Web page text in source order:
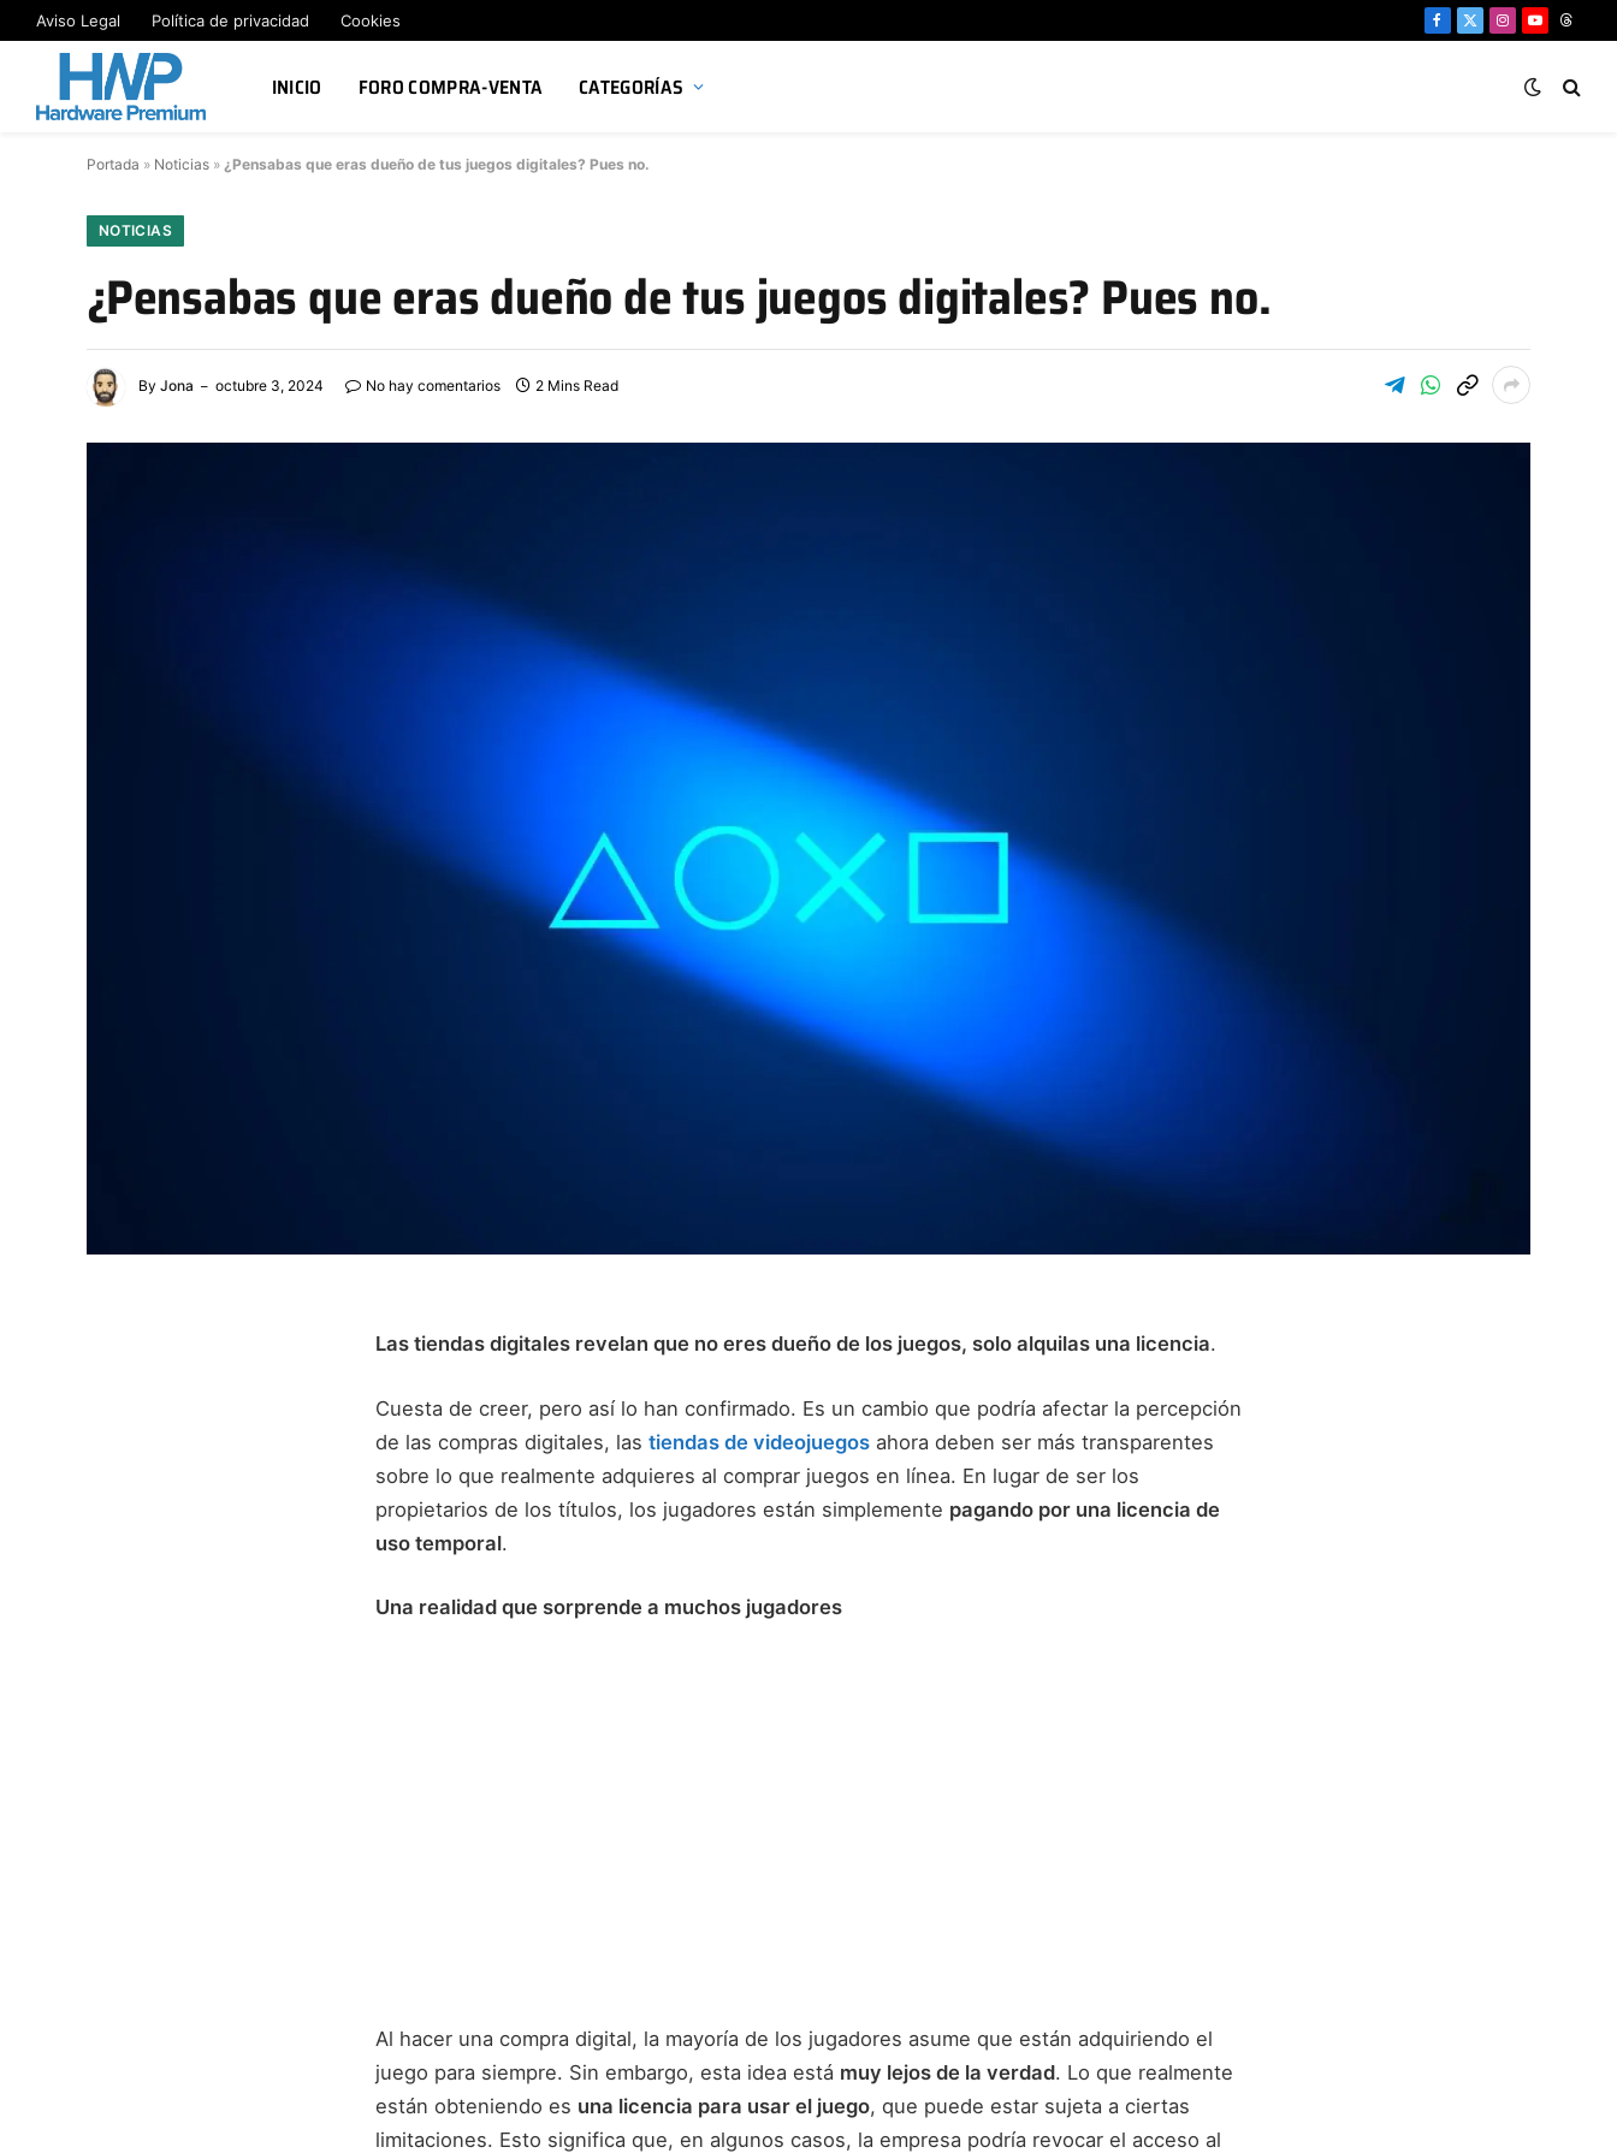
Aviso Legal Política de privacidad Cookies
Facebook
X
Instagram
YouTube
INICIO FORO COMPRA-VENTA CATEGORÍAS
Portada » Noticias » ¿Pensabas que eras dueño de tus juegos digitales? Pues no.
NOTICIAS
¿Pensabas que eras dueño de tus juegos digitales? Pues no.
By Jona octubre 3, 2024 No hay comentarios 2 Mins Read
Las tiendas digitales revelan que no eres dueño de los juegos, solo alquilas una licencia.
Cuesta de creer, pero así lo han confirmado. Es un cambio que podría afectar la percepción
de las compras digitales, las tiendas de videojuegos ahora deben ser más transparentes
sobre lo que realmente adquieres al comprar juegos en línea. En lugar de ser los
propietarios de los títulos, los jugadores están simplemente pagando por una licencia de
uso temporal.
Una realidad que sorprende a muchos jugadores
Al hacer una compra digital, la mayoría de los jugadores asume que están adquiriendo el
juego para siempre. Sin embargo, esta idea está muy lejos de la verdad. Lo que realmente
están obteniendo es una licencia para usar el juego, que puede estar sujeta a ciertas
limitaciones. Esto significa que, en algunos casos, la empresa podría revocar el acceso al